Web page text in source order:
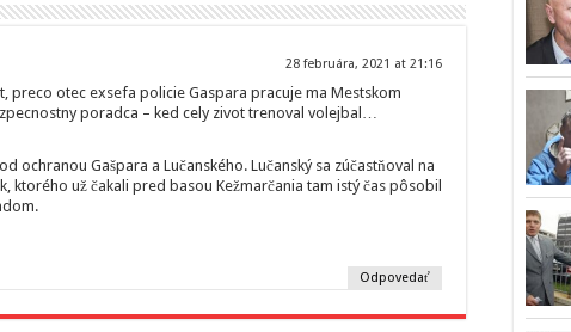
28 februára, 2021 at 21:16
preco otec exsefa policie Gaspara pracuje ma Mestskom
poradca – ked cely zivot trenoval volejbal…
ochranou Gašpara a Lučanského. Lučanský sa zúčastňoval na
ktorého už čakali pred basou Kežmarčania tam istý čas pôsobil
Odpovedať